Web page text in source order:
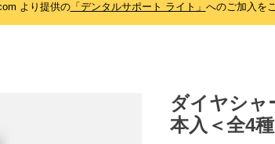
より提供の「デンタルサポート ライト」 へのご加入を
ダイヤシャ
本入＜全4種